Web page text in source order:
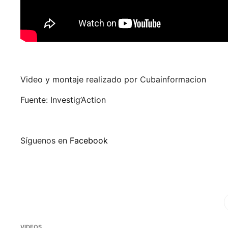
Video y montaje realizado por Cubainformacion
Fuente: Investig’Action
Síguenos en Facebook